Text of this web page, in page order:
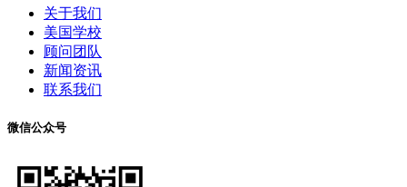
关于我们
美国学校
顾问团队
新闻资讯
联系我们
微信公众号